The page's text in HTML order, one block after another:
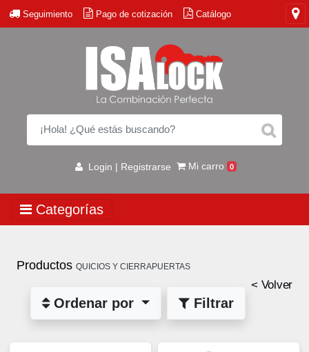
Seguimiento Pago de cotización Catálogo
Login | Registrarse Mi carro 0
Categorías
Productos QUICIOS Y CIERRAPUERTAS
< Volver
Ordenar por Filtrar